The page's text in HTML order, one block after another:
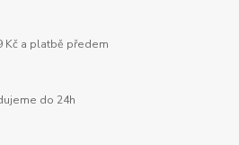
Kč a platbě předem
do 24h